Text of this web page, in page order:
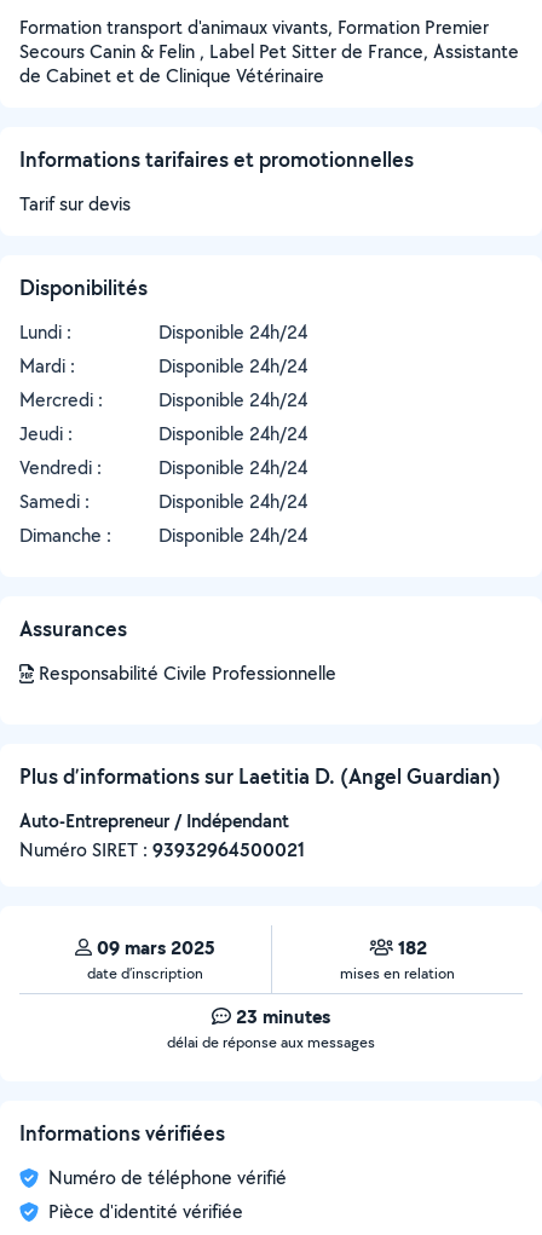
Formation transport d'animaux vivants, Formation Premier
Secours Canin & Felin , Label Pet Sitter de France, Assistante
de Cabinet et de Clinique Vétérinaire
Informations tarifaires et promotionnelles
Tarif sur devis
Disponibilités
Lundi :
Disponible 24h/24
Mardi :
Disponible 24h/24
Mercredi :
Disponible 24h/24
Jeudi :
Disponible 24h/24
Vendredi :
Disponible 24h/24
Samedi :
Disponible 24h/24
Dimanche :
Disponible 24h/24
Assurances
Responsabilité Civile Professionnelle
Plus d’informations sur Laetitia D. (Angel Guardian)
Auto-Entrepreneur / Indépendant
Numéro SIRET : ‍93932964500021
09 mars 2025
date d’inscription
182
mises en relation
23 minutes
délai de réponse aux messages
Informations vérifiées
Numéro de téléphone vérifié
Pièce d'identité vérifiée